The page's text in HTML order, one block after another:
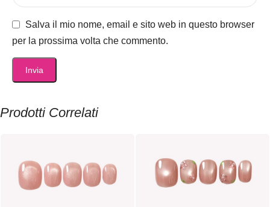
Salva il mio nome, email e sito web in questo browser
per la prossima volta che commento.
Prodotti Correlati